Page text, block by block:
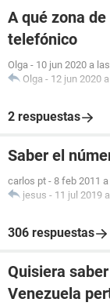
A qué zona
telefónico
Olga - 10 jun 2020 a
Olga - 12 jun 2020
2 respuestas
Saber el
carlos pt - 8 feb 2011
jesus - 11 jul 2019
306 respuestas
Quisiera
Venezuela